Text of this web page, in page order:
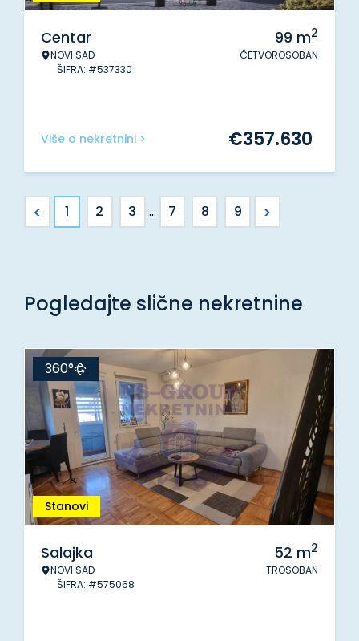
Centar
NOVI SAD
ŠIFRA: #537330
99 m2
ČETVOROSOBAN
Više o nekretnini > €357.630
< 1 2 3 ... 7 8 9 >
Pogledajte slične nekretnine
Stanovi
360°
Salajka
NOVI SAD
ŠIFRA: #575068
52 m2
TROSOBAN